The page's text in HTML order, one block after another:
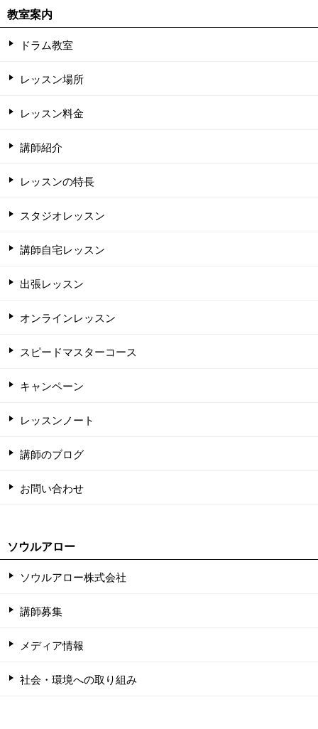
教室案内
ドラム教室
レッスン場所
レッスン料金
講師紹介
レッスンの特長
スタジオレッスン
講師自宅レッスン
出張レッスン
オンラインレッスン
スピードマスターコース
キャンペーン
レッスンノート
講師のブログ
お問い合わせ
ソウルアロー
ソウルアロー株式会社
講師募集
メディア情報
社会・環境への取り組み